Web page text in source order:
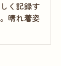
く記録す
晴れ着姿